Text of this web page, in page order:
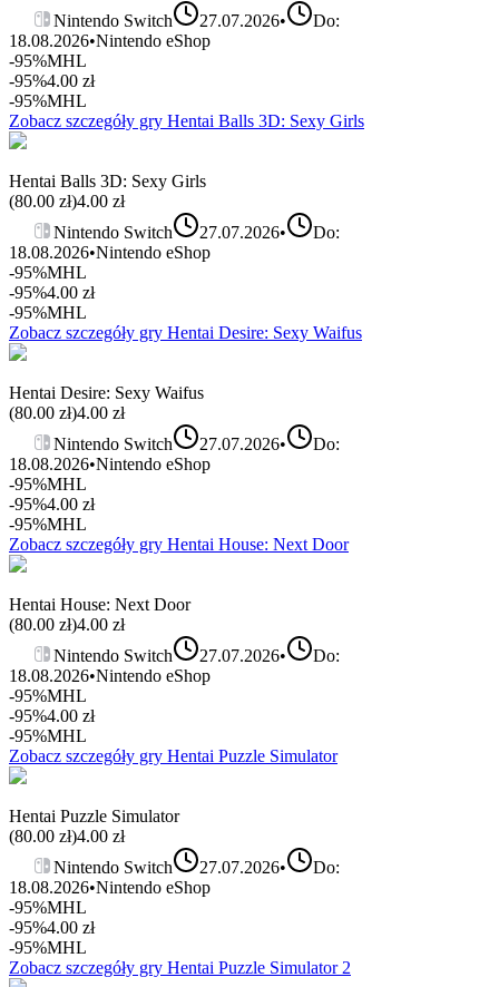
Nintendo Switch
27.07.2026•
Do:
18.08.2026•Nintendo eShop
-95%MHL
-95%4.00 zł
-95%MHL
Zobacz szczegóły gry Hentai Balls 3D: Sexy Girls
Hentai Balls 3D: Sexy Girls
(80.00 zł)4.00 zł
Nintendo Switch
27.07.2026•
Do:
18.08.2026•Nintendo eShop
-95%MHL
-95%4.00 zł
-95%MHL
Zobacz szczegóły gry Hentai Desire: Sexy Waifus
Hentai Desire: Sexy Waifus
(80.00 zł)4.00 zł
Nintendo Switch
27.07.2026•
Do:
18.08.2026•Nintendo eShop
-95%MHL
-95%4.00 zł
-95%MHL
Zobacz szczegóły gry Hentai House: Next Door
Hentai House: Next Door
(80.00 zł)4.00 zł
Nintendo Switch
27.07.2026•
Do:
18.08.2026•Nintendo eShop
-95%MHL
-95%4.00 zł
-95%MHL
Zobacz szczegóły gry Hentai Puzzle Simulator
Hentai Puzzle Simulator
(80.00 zł)4.00 zł
Nintendo Switch
27.07.2026•
Do:
18.08.2026•Nintendo eShop
-95%MHL
-95%4.00 zł
-95%MHL
Zobacz szczegóły gry Hentai Puzzle Simulator 2